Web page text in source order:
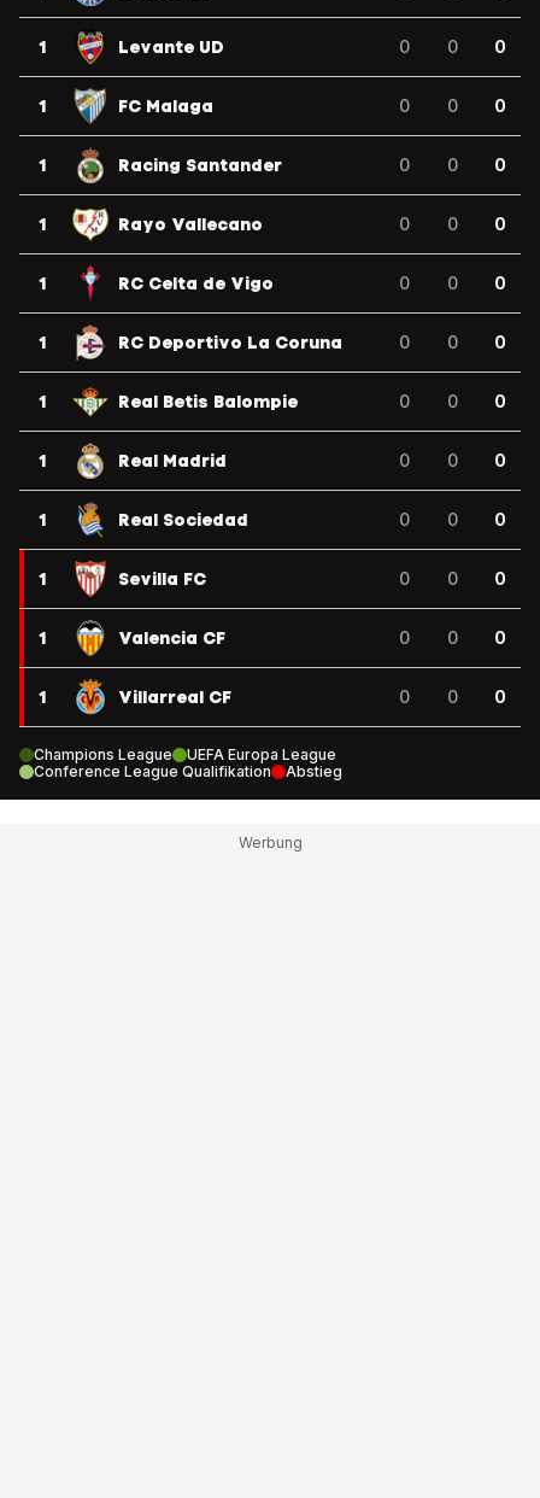
1 Levante UD 0 0 0
1 FC Malaga 0 0 0
1 Racing Santander 0 0 0
1 Rayo Vallecano 0 0 0
1 RC Celta de Vigo 0 0 0
1 RC Deportivo La Coruna 0 0 0
1 Real Betis Balompie 0 0 0
1 Real Madrid 0 0 0
1 Real Sociedad 0 0 0
1 Sevilla FC 0 0 0
1 Valencia CF 0 0 0
1 Villarreal CF 0 0 0
Champions League
UEFA Europa League
Conference League Qualifikation
Abstieg